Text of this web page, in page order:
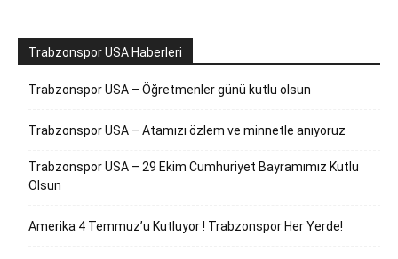
Trabzonspor USA Haberleri
Trabzonspor USA – Öğretmenler günü kutlu olsun
Trabzonspor USA – Atamızı özlem ve minnetle anıyoruz
Trabzonspor USA – 29 Ekim Cumhuriyet Bayramımız Kutlu
Olsun
Amerika 4 Temmuz’u Kutluyor ! Trabzonspor Her Yerde!